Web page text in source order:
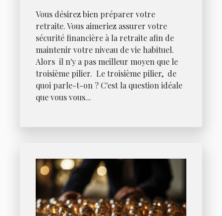
Vous désirez bien préparer votre
retraite. Vous aimeriez assurer votre
sécurité financière à la retraite afin de
maintenir votre niveau de vie habituel.
Alors il n'y a pas meilleur moyen que le
troisième pilier. Le troisième pilier, de
quoi parle-t-on ? C'est la question idéale
que vous vous...